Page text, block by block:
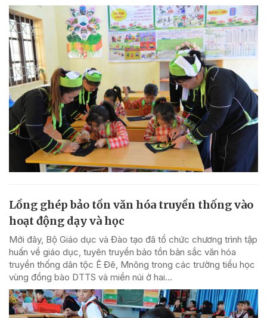
Lồng ghép bảo tồn văn hóa truyền thống vào
hoạt động dạy và học
Mới đây, Bộ Giáo dục và Đào tạo đã tổ chức chương trình tập
huấn về giáo dục, tuyên truyền bảo tồn bản sắc văn hóa
truyền thống dân tộc Ê Đê, Mnông trong các trường tiểu học
vùng đồng bào DTTS và miền núi ở hai...